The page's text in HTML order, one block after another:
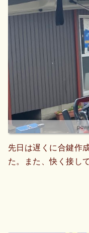
先日は遅くに合鍵作
た。また、快く接し